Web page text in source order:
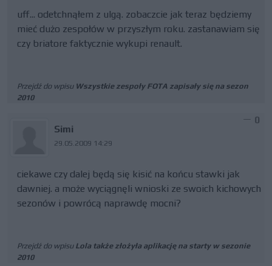
uff... odetchnąłem z ulgą. zobaczcie jak teraz będziemy
mieć dużo zespołów w przyszłym roku. zastanawiam się
czy briatore faktycznie wykupi renault.
Przejdź do wpisu Wszystkie zespoły FOTA zapisały się na sezon
2010
Simi
29.05.2009 14:29
0
ciekawe czy dalej będą się kisić na końcu stawki jak
dawniej. a może wyciągnęli wnioski ze swoich kichowych
sezonów i powrócą naprawdę mocni?
Przejdź do wpisu Lola także złożyła aplikację na starty w sezonie
2010